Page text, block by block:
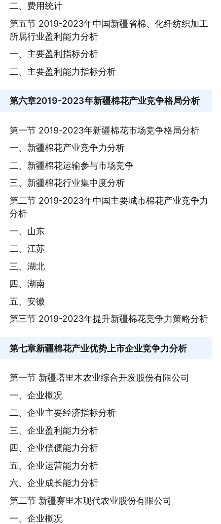
二、费用统计
第五节 2019-2023年中国新疆省棉、化纤纺织加工
所属行业盈利能力分析
一、主要盈利指标分析
二、主要盈利能力指标分析
第六章2019-2023年新疆棉花产业竞争格局分析
第一节 2019-2023年新疆棉花市场竞争格局分析
一、新疆棉花产业竞争力分析
二、新疆棉花运输参与市场竞争
三、新疆棉花行业集中度分析
第二节 2019-2023年中国主要城市棉花产业竞争力
分析
一、山东
二、江苏
三、湖北
四、湖南
五、安徽
第三节 2019-2023年提升新疆棉花竞争力策略分析
第七章新疆棉花产业优势上市企业竞争力分析
第一节 新疆塔里木农业综合开发股份有限公司
一、企业概况
二、企业主要经济指标分析
三、企业盈利能力分析
四、企业偿债能力分析
五、企业运营能力分析
六、企业成长能力分析
第二节 新疆赛里木现代农业股份有限公司
一、企业概况